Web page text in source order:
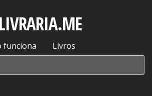
LIVRARIA.ME
funciona Livros